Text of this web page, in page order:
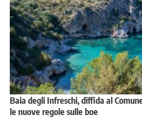
Baia degli Infreschi, diffida al
le nuove regole sulle boe